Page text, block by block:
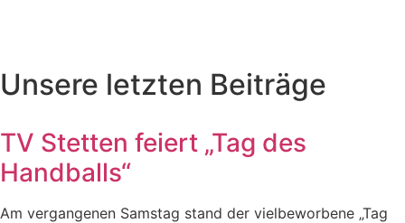
Unsere letzten Beiträge
TV Stetten feiert „Tag des
Handballs“
Am vergangenen Samstag stand der vielbeworbene „Tag